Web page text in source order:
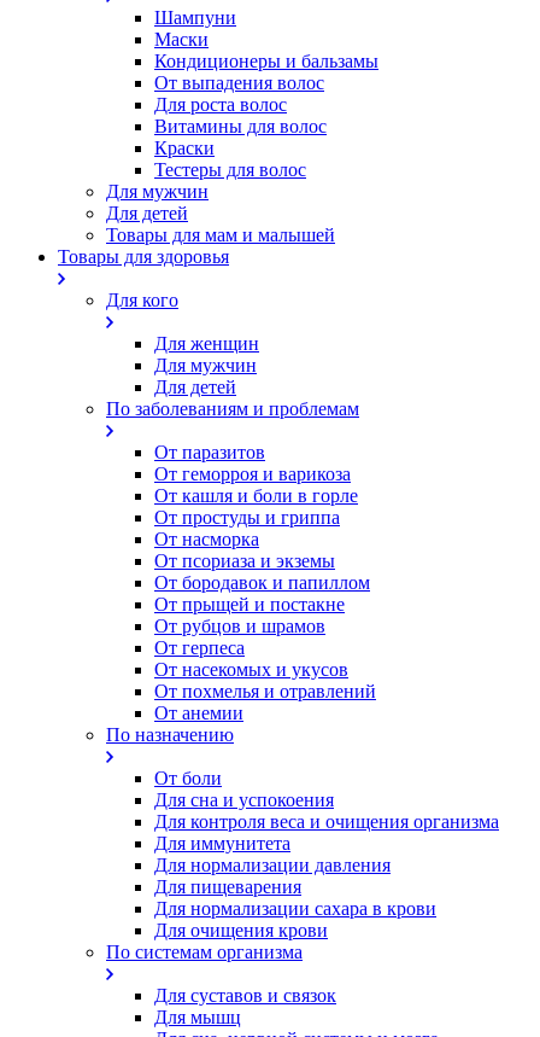
Шампуни
Маски
Кондиционеры и бальзамы
От выпадения волос
Для роста волос
Витамины для волос
Краски
Тестеры для волос
Для мужчин
Для детей
Товары для мам и малышей
Товары для здоровья
Для кого
Для женщин
Для мужчин
Для детей
По заболеваниям и проблемам
От паразитов
Oт геморроя и варикоза
От кашля и боли в горле
От простуды и гриппа
От насморка
Oт псориаза и экземы
От бородавок и папиллом
От прыщей и постакне
От рубцов и шрамов
От герпеса
От насекомых и укусов
От похмелья и отравлений
От анемии
По назначению
От боли
Для сна и успокоения
Для контроля веса и очищения организма
Для иммунитета
Для нормализации давления
Для пищеварения
Для нормализации сахара в крови
Для очищения крови
По системам организма
Для суставов и связок
Для мышц